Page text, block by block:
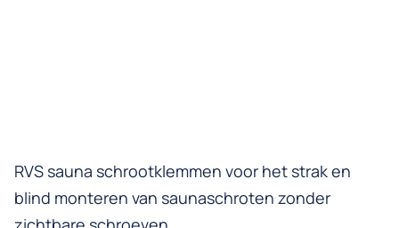
RVS sauna schrootklemmen voor het strak en
blind monteren van saunaschroten zonder